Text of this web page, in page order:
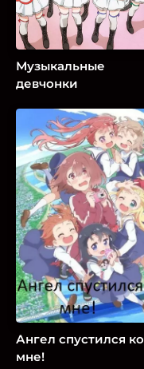
Музыкальные
девчонки
Ангел спустился ко
мне!